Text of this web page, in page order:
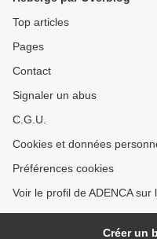
transparence ?
Top articles
Pages
Contact
Signaler un abus
C.G.U.
Cookies et données
Préférences cookies
Voir le profil de ADENCA sur
Créer un